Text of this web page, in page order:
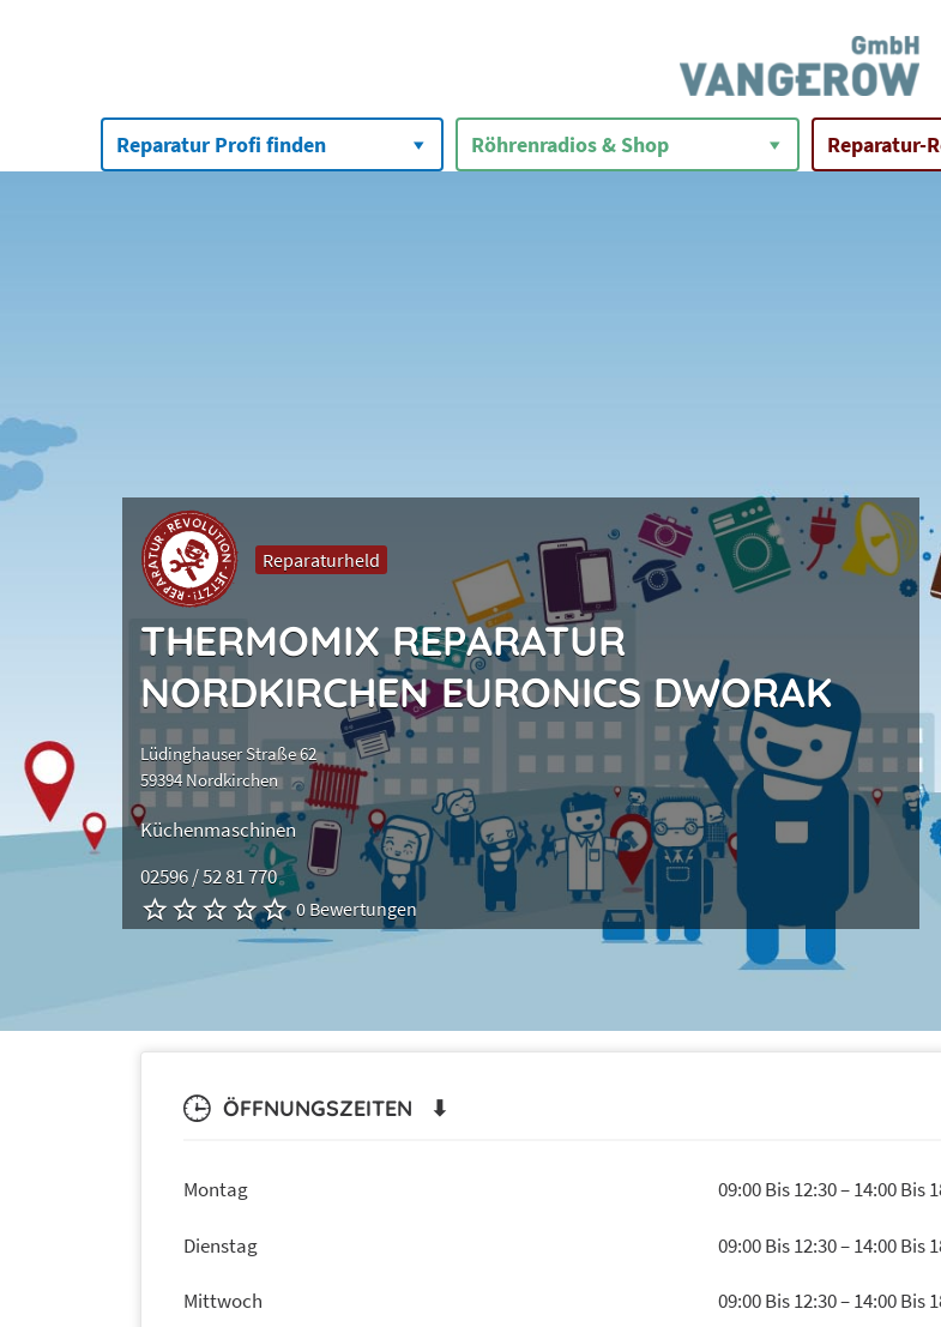
Reparatur Profi finden Röhrenradios & Shop Reparatur-
Reparaturheld
THERMOMIX REPARATUR
NORDKIRCHEN EURONICS DWORAK
Lüdinghauser Straße 62
59394 Nordkirchen
Küchenmaschinen
02596 / 52 81 770
0 Bewertungen
ÖFFNUNGSZEITEN ⬇
Montag 09:00 Bis 12:30–14:00 Bis
Dienstag 09:00 Bis 12:30–14:00 Bis
Mittwoch 09:00 Bis 12:30–14:00 Bis